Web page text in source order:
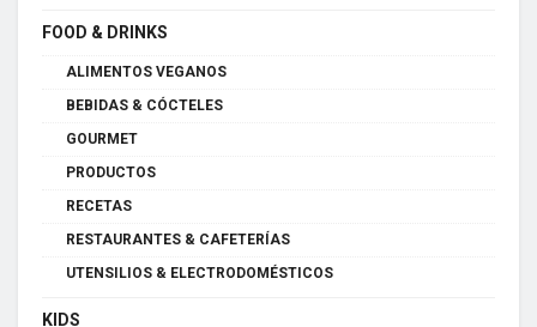
FOOD & DRINKS
ALIMENTOS VEGANOS
BEBIDAS & CÓCTELES
GOURMET
PRODUCTOS
RECETAS
RESTAURANTES & CAFETERÍAS
UTENSILIOS & ELECTRODOMÉSTICOS
KIDS